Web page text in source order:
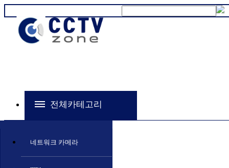
전체카테고리
네트워크 카메라